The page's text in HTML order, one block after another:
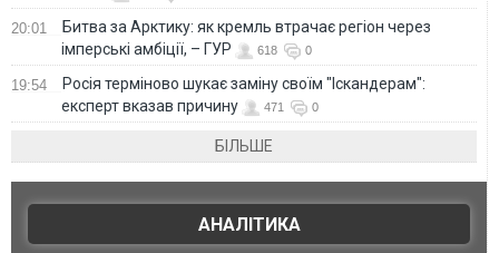
20:01
Битва за Арктику: як кремль втрачає регіон через
імперські амбіції, – ГУР
618 0
19:54
Росія терміново шукає заміну своїм "Іскандерам":
експерт вказав причину
471 0
БІЛЬШЕ
АНАЛІТИКА